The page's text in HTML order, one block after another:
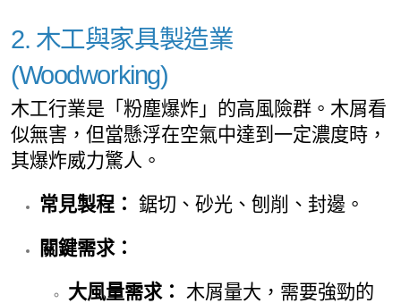
2. 木工與家具製造業
(Woodworking)
木工行業是「粉塵爆炸」的高風險群。木屑看
似無害，但當懸浮在空氣中達到一定濃度時，
其爆炸威力驚人。
常見製程： 鋸切、砂光、刨削、封邊。
關鍵需求：
大風量需求：
木屑量大，需要強勁的